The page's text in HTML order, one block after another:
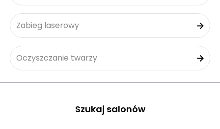
Zabieg laserowy
Oczyszczanie twarzy
Szukaj salonów